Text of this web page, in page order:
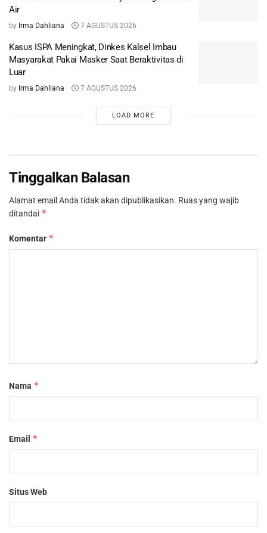
Air
by Irma Dahliana 7 AGUSTUS 2026
Kasus ISPA Meningkat, Dinkes Kalsel Imbau
Masyarakat Pakai Masker Saat Beraktivitas di
Luar
by Irma Dahliana 7 AGUSTUS 2026
LOAD MORE
Tinggalkan Balasan
Alamat email Anda tidak akan dipublikasikan. Ruas yang wajib
ditandai *
Komentar *
Nama *
Email *
Situs Web